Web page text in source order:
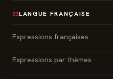
03LANGUE FRANÇAISE
Expressions françaises
Expressions par thèmes